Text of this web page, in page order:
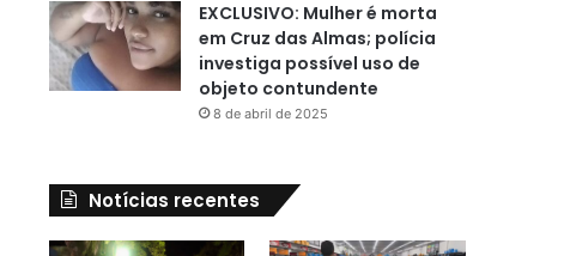
EXCLUSIVO: Mulher é morta
em Cruz das Almas; polícia
investiga possível uso de
objeto contundente
8 de abril de 2025
Notícias recentes